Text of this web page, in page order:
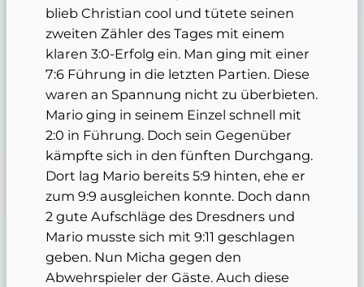
blieb Christian cool und tütete seinen
zweiten Zähler des Tages mit einem
klaren 3:0-Erfolg ein. Man ging mit einer
7:6 Führung in die letzten Partien. Diese
waren an Spannung nicht zu überbieten.
Mario ging in seinem Einzel schnell mit
2:0 in Führung. Doch sein Gegenüber
kämpfte sich in den fünften Durchgang.
Dort lag Mario bereits 5:9 hinten, ehe er
zum 9:9 ausgleichen konnte. Doch dann
2 gute Aufschläge des Dresdners und
Mario musste sich mit 9:11 geschlagen
geben. Nun Micha gegen den
Abwehrspieler der Gäste. Auch diese